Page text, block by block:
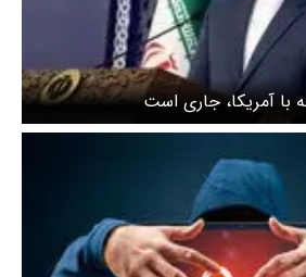
با آمریکا، جاری است